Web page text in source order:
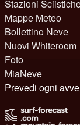
Stazioni
Mappe Meteo
Bollettino Neve
Nuovi Whiteroom
Foto
MiaNeve
Prevedi ogni